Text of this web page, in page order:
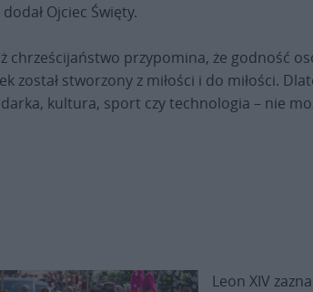
Ojciec Święty.
iż chrześcijaństwo przypomina, że godność
został stworzony z miłości i do miłości.
kultura, sport czy technologia – nie
Leon XIV